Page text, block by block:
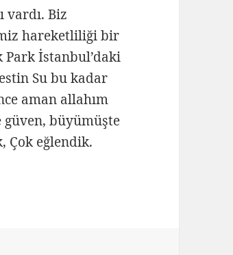
vardı. Biz
hareketliliği bir
Park İstanbul’daki
Su bu kadar
aman allahım
büyümüşte
Çok eğlendik.